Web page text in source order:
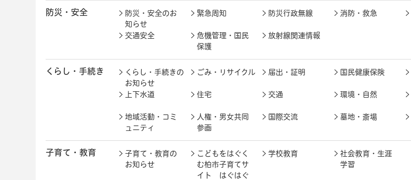
防災・安全
防災・安全のお
知らせ
緊急周知 防災行政無線 消防・救急
交通安全
危機管理・国民
保護
放射線関連情報
くらし・手続き
くらし・手続きの
お知らせ
ごみ・リサイクル 届出・証明 国民健康保険
上下水道 住宅 交通 環境・自然
地域活動・コミ
ュニティ
人権・男女共同
参画
国際交流 墓地・斎場
子育て・教育
子育て・教育の
お知らせ
こどもをはぐく
む柏市子育てサ
イト はぐはぐ
学校教育
社会教育・生涯
学習